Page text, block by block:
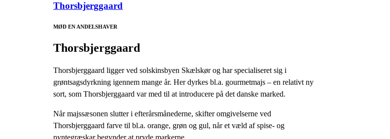
Thorsbjerggaard
MØD EN ANDELSHAVER
Thorsbjerggaard
Thorsbjerggaard ligger ved solskinsbyen Skælskør og har specialiseret sig i
grøntsagsdyrkning igennem mange år. Her dyrkes bl.a. gourmetmajs – en relativt ny
sort, som Thorsbjerggaard var med til at introducere på det danske marked.
Når majssæsonen slutter i efterårsmånederne, skifter omgivelserne ved
Thorsbjerggaard farve til bl.a. orange, grøn og gul, når et væld af spise- og